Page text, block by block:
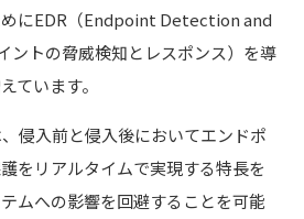
めにEDR（Endpoint Detection and
ントの脅威検知とレスポンス）を導
ています。
侵入前と侵入後においてエンドポ
をリアルタイムで実現する特長を
ムへの影響を回避することを可能